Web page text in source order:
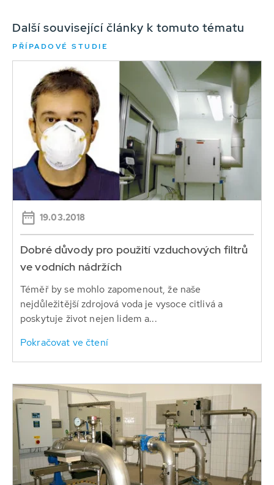
Další související články k tomuto tématu
PŘÍPADOVÉ STUDIE
19.03.2018
Dobré důvody pro použití vzduchových filtrů
ve vodních nádržích
Téměř by se mohlo zapomenout, že naše
nejdůležitější zdrojová voda je vysoce citlivá a
poskytuje život nejen lidem a...
Pokračovat ve čtení